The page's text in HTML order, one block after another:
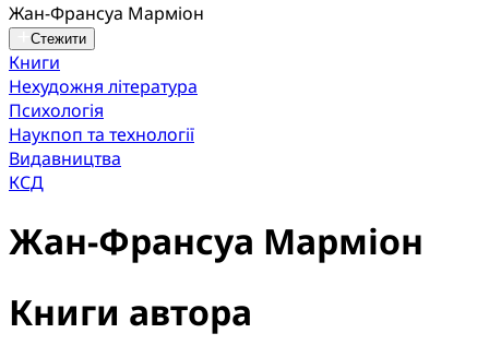
Жан-Франсуа Марміон
Стежити
Книги
Нехудожня література
Психологія
Наукпоп та технології
Видавництва
КСД
Жан-Франсуа Марміон
Книги автора